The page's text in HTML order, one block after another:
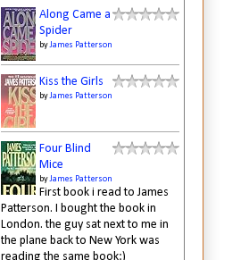
Along Came a
Spider
byJames Patterson
Kiss the Girls
byJames Patterson
Four Blind
Mice
byJames Patterson
First book i read to James
Patterson. I bought the book in
London. the guy sat next to me in
the plane back to New York was
reading the same book:)